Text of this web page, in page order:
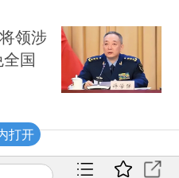
领涉
国
打开